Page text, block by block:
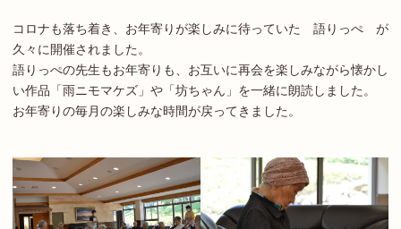
コロナも落ち着き、お年寄りが楽しみに待っていた 語りっぺ が
久々に開催されました。
語りっぺの先生もお年寄りも、お互いに再会を楽しみながら懐かし
い作品「雨ニモマケズ」や「坊ちゃん」を一緒に朗読しました。
お年寄りの毎月の楽しみな時間が戻ってきました。